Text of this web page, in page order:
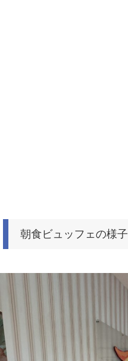
朝食ビュッフェの様子